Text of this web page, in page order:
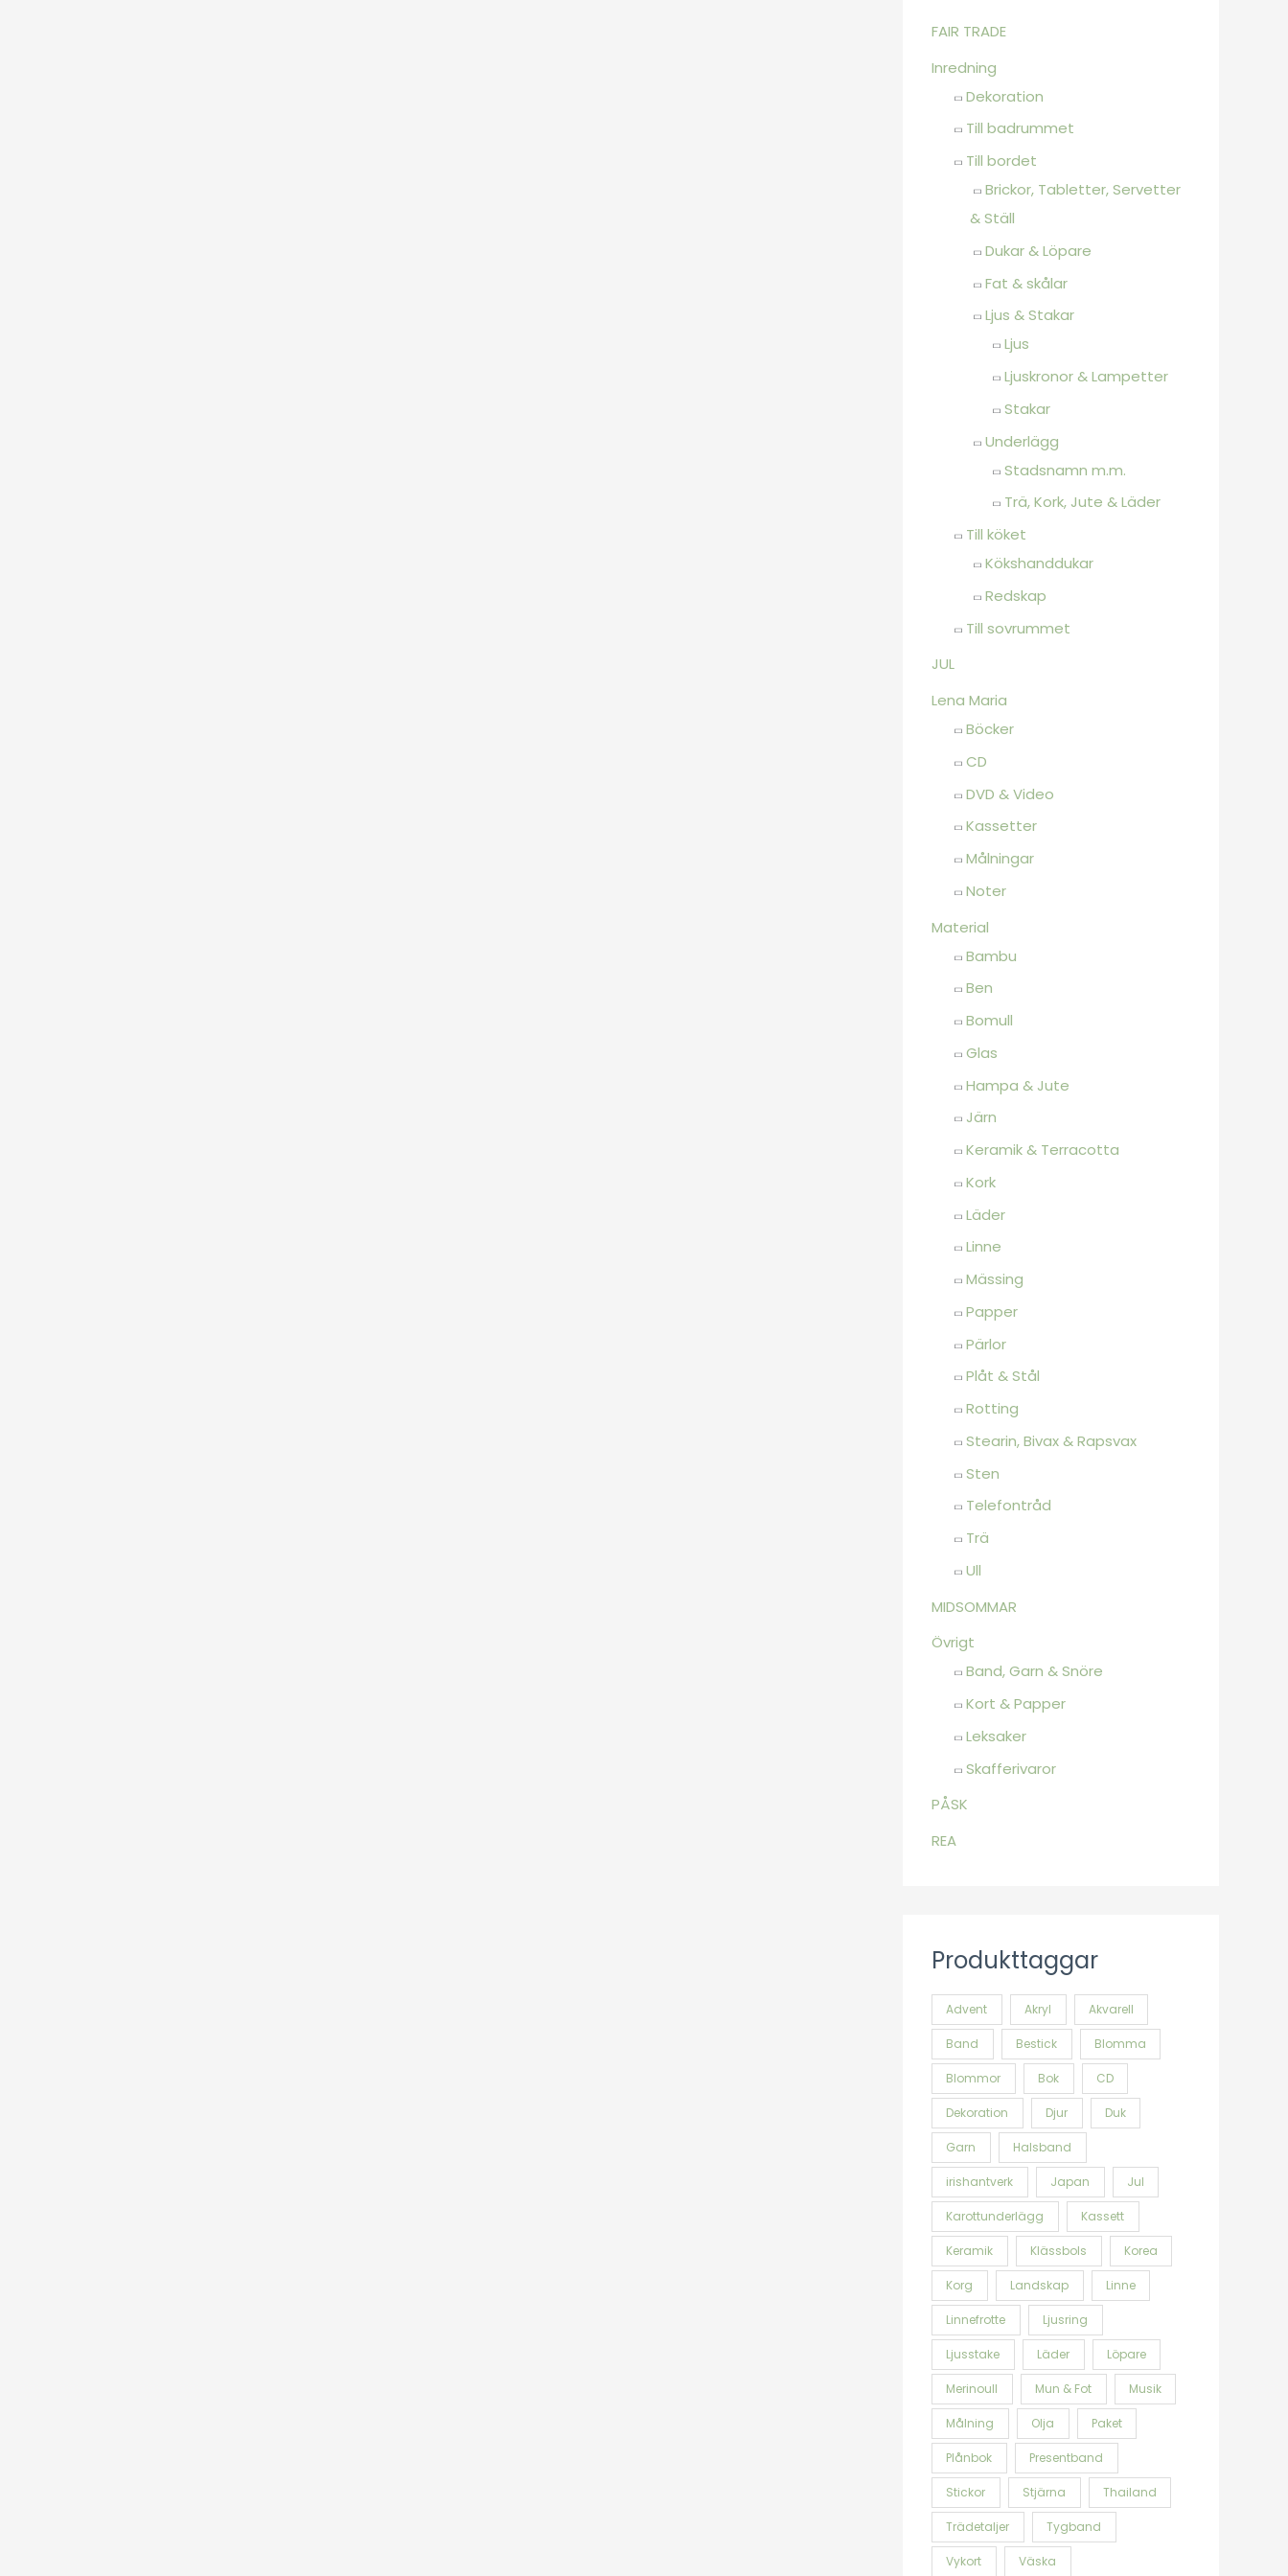
FAIR TRADE
Inredning
Dekoration
Till badrummet
Till bordet
Brickor, Tabletter, Servetter
& Ställ
Dukar & Löpare
Fat & skålar
Ljus & Stakar
Ljus
Ljuskronor & Lampetter
Stakar
Underlägg
Stadsnamn m.m.
Trä, Kork, Jute & Läder
Till köket
Kökshanddukar
Redskap
Till sovrummet
JUL
Lena Maria
Böcker
CD
DVD & Video
Kassetter
Målningar
Noter
Material
Bambu
Ben
Bomull
Glas
Hampa & Jute
Järn
Keramik & Terracotta
Kork
Läder
Linne
Mässing
Papper
Pärlor
Plåt & Stål
Rotting
Stearin, Bivax & Rapsvax
Sten
Telefontråd
Trä
Ull
MIDSOMMAR
Övrigt
Band, Garn & Snöre
Kort & Papper
Leksaker
Skafferivaror
PÅSK
REA
Produkttaggar
Advent Akryl Akvarell
Band Bestick Blomma
Blommor Bok CD
Dekoration Djur Duk
Garn Halsband
irishantverk Japan Jul
Karottunderlägg Kassett
Keramik Klässbols Korea
Korg Landskap Linne
Linnefrotte Ljusring
Ljusstake Läder Löpare
Merinoull Mun & Fot Musik
Målning Olja Paket
Plånbok Presentband
Stickor Stjärna Thailand
Trädetaljer Tygband
Vykort Väska